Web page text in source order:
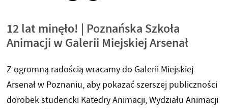
12 lat minęło! | Poznańska Szkoła
Animacji w Galerii Miejskiej Arsenał
Z ogromną radością wracamy do Galerii Miejskiej
Arsenał w Poznaniu, aby pokazać szerszej publiczności
dorobek studencki Katedry Animacji, Wydziału Animacji